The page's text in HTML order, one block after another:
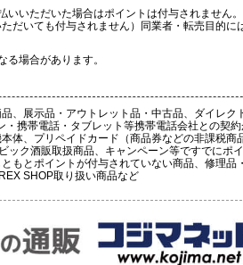
いいただいた場合はポイントは付与されません
だいても付与されません）同業者・転売目的に
る場合があります。
、展示品・アウトレット品・中古品、ダイレク
・携帯電話・タブレット等携帯電話会社との契
体、プリペイドカード（商品券などの非課税商
ック酒販取扱商品、キャンペーン等ですでにポ
もとポイントが付与されていない商品、修理品
SHOP取り扱い商品など